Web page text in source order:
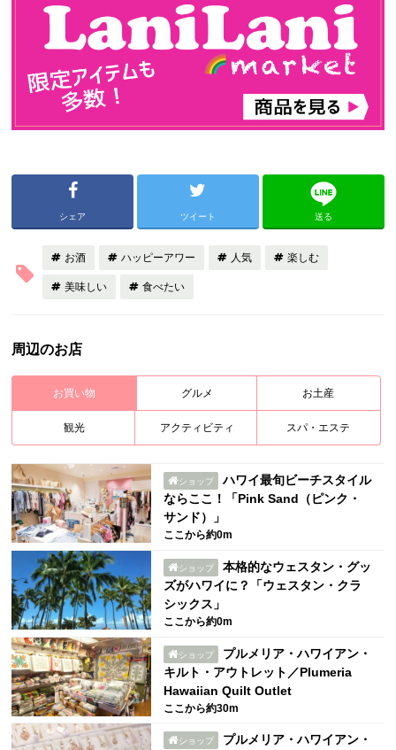
シェア ツイート 送る
お酒 ハッピーアワー 人気 楽しむ
美味しい 食べたい
周辺のお店
お買い物 グルメ お土産
観光 アクティビティ スパ・エステ
ショップ
ハワイ最旬ビーチスタイル
ならここ！「Pink Sand（ピンク・
サンド）」
ここから約0m
ショップ
本格的なウェスタン・グッ
ズがハワイに？「ウェスタン・クラ
シックス」
ここから約0m
ショップ
プルメリア・ハワイアン・
キルト・アウトレット／Plumeria
Hawaiian Quilt Outlet
ここから約30m
ショップ
プルメリア・ハワイアン・